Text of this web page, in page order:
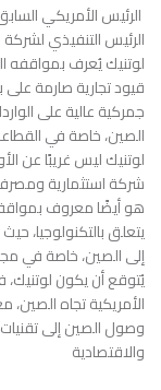
الرئيس الأمريكي
الرئيس التنفيذي لشركة
لوتنيك يُعرف بمواقفه
قيود تجارية صارمة على
جمركية عالية على
الصين، خاصة في
لوتنيك ليس غريبًا عن
شركة استثمارية
هو أيضًا معروف
يتعلق بالتكنولوجيا،
إلى الصين، خاصة في
يُتوقع أن يكون لوتنيك،
الأمريكية تجاه الصين،
وصول الصين إلى
والاقتصادية​